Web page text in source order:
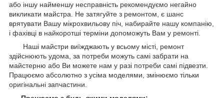
або іншу найменшу несправність рекомендуємо негайно
викликати майстра. Не затягуйте з ремонтом, є шанс
врятувати Вашу мікрохвильову піч, набирайте нашу компанію,
і фахівці в найкоротші терміни допоможуть Вам у ремонті.
Наші майстри виїжджають у всьому місті, ремонт
здійснюють удома, за потреби можуть самі забрати на
майстерню або Ви можете нам у разі потреби самі підвезти.
Працюємо абсолютно з усіма моделями, змінюємо тільки
оригінальні запчастини.